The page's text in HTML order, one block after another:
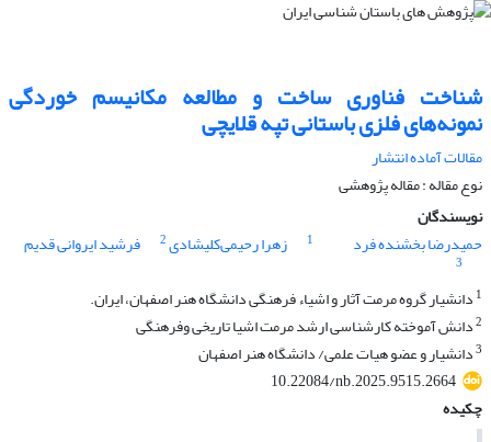
شناخت فناوری ساخت و مطالعه مکانیسم خوردگی
نمونه‌های فلزی باستانی تپه قلایچی
مقالات آماده انتشار
نوع مقاله : مقاله پژوهشی
نویسندگان
حمیدرضا بخشنده فرد
1 زهرا رحیمی‌کلیشادی2 فرشید ایروانی قدیم
3
1 دانشیار گروه مرمت آثار و اشیاء فرهنگی دانشگاه هنر اصفهان، ایران.
2دانش آموخته کارشناسی ارشد مرمت اشیا تاریخی وفرهنگی
3دانشیار و عضو هیات علمی/ دانشگاه هنر اصفهان
10.22084/nb.2025.9515.2664
چکیده